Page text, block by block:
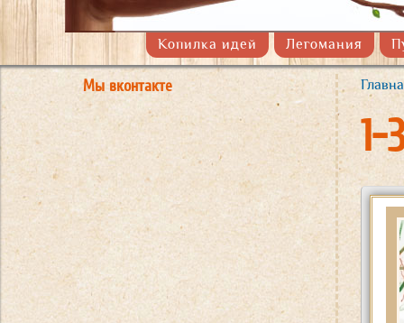
Копилка идей Легомания
Мы вконтакте Вы
1-